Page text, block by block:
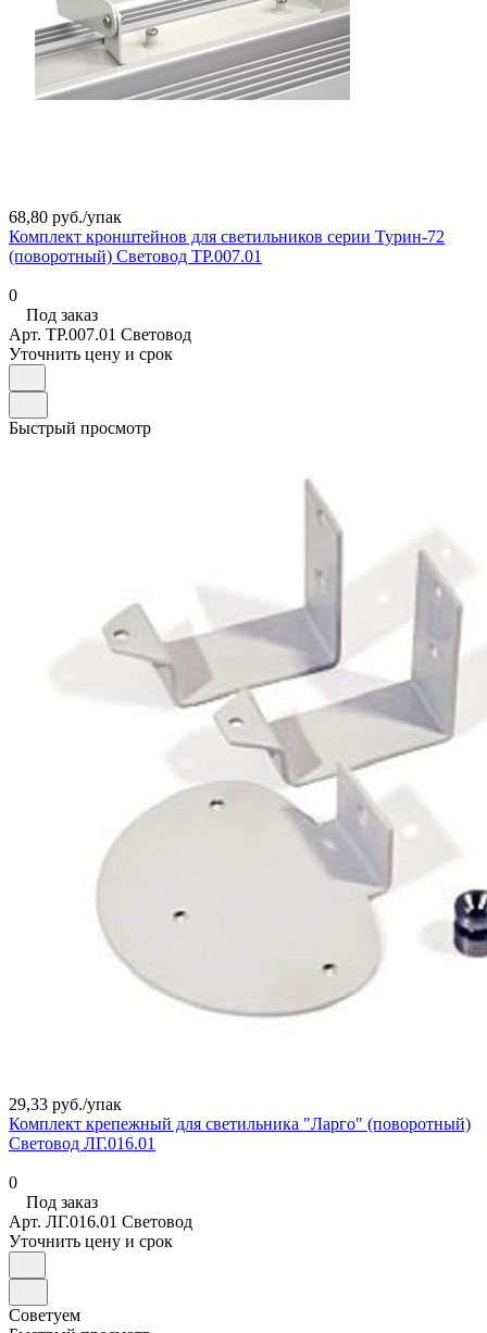
68,80 руб./упак
Комплект кронштейнов для светильников серии Турин-72
(поворотный) Световод ТР.007.01
0
Под заказ
Арт. ТР.007.01 Световод
Уточнить цену и срок
Быстрый просмотр
29,33 руб./упак
Комплект крепежный для светильника "Ларго" (поворотный)
Световод ЛГ.016.01
0
Под заказ
Арт. ЛГ.016.01 Световод
Уточнить цену и срок
Советуем